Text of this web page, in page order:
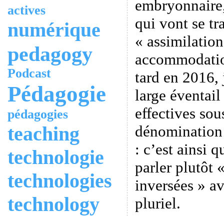
actives
numérique
pedagogy
Podcast
Pédagogie
pédagogies
teaching
technologie
technologies
technology
qui vont se
«
tard en
large
effectives
: c’est ainsi
parler plutôt
inversées »
pluriel.